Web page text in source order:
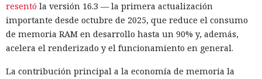
El regulador no nombró productos concretos de la compañía
sujetos a revisión, no reveló la naturaleza de posibles
vulnerabilidades ni precisó qué medidas podrían seguir en
caso de detectarse incumplimientos.
resentó la versión 16.3 — la primera actualización
importante desde octubre de 2025, que reduce el consumo
de memoria RAM en desarrollo hasta un 90% y, además,
acelera el renderizado y el funcionamiento en general.
La contribución principal a la economía de memoria la